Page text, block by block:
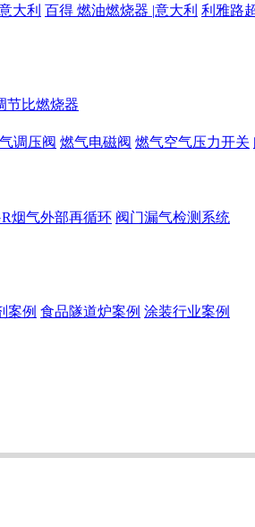
大利 百得 燃油燃烧器 |意大利 利雅路
节比燃烧器
调压阀 燃气电磁阀 燃气空气压力开关
烟气外部再循环 阀门漏气检测系统
案例 食品隧道炉案例 涂装行业案例